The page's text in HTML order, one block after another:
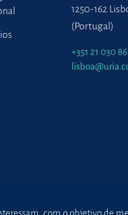
1250-162
(Portugal)
+351 21 030
com o objetivo de